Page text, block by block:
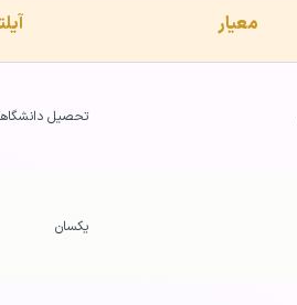
معیار
تحصیل
یکسان